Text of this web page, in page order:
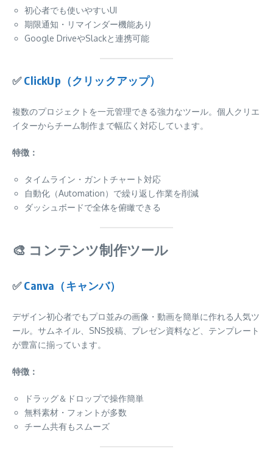
初心者でも使いやすいUI
期限通知・リマインダー機能あり
Google DriveやSlackと連携可能
✅ClickUp（クリックアップ）
複数のプロジェクトを一元管理できる強力なツール。個人クリエ
イターからチーム制作まで幅広く対応しています。
特徴：
タイムライン・ガントチャート対応
自動化（Automation）で繰り返し作業を削減
ダッシュボードで全体を俯瞰できる
🎨 コンテンツ制作ツール
✅Canva（キャンバ）
デザイン初心者でもプロ並みの画像・動画を簡単に作れる人気ツ
ール。サムネイル、SNS投稿、プレゼン資料など、テンプレート
が豊富に揃っています。
特徴：
ドラッグ＆ドロップで操作簡単
無料素材・フォントが多数
チーム共有もスムーズ